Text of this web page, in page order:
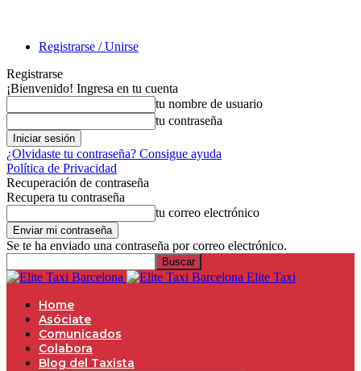
Registrarse / Unirse
Registrarse
¡Bienvenido! Ingresa en tu cuenta
tu nombre de usuario
tu contraseña
¿Olvidaste tu contraseña? Consigue ayuda
Política de Privacidad
Recuperación de contraseña
Recupera tu contraseña
tu correo electrónico
Se te ha enviado una contraseña por correo electrónico.
Elite Taxi
Home
Asóciate
Comunicados
Colabora
Blog del Taxista